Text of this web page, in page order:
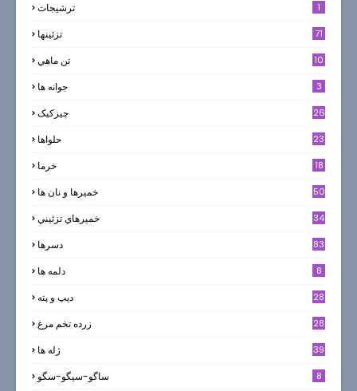
ترشيجات 1
تزئینها 71
تن ماهي 10
جوانه ها 3
چیزکیک 26
حلواها 23
خرما 18
خميرها و نان ها 50
خميرهاي تزئيني 34
دسرها 83
دلمه ها 8
ديپ و پته 28
زرده تخم مرغ 28
ژله ها 39
ساگو-سیگو-سگو 8